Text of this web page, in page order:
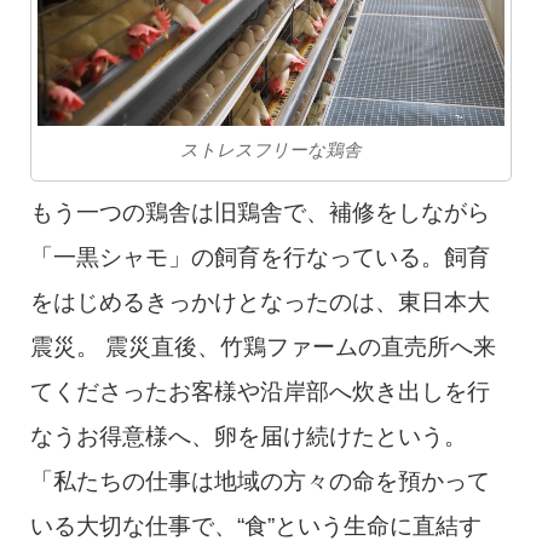
ストレスフリーな鶏舎
もう一つの鶏舎は旧鶏舎で、補修をしながら
「一黒シャモ」の飼育を行なっている。飼育
をはじめるきっかけとなったのは、東日本大
震災。 震災直後、竹鶏ファームの直売所へ来
てくださったお客様や沿岸部へ炊き出しを行
なうお得意様へ、卵を届け続けたという。
「私たちの仕事は地域の方々の命を預かって
いる大切な仕事で、“食”という生命に直結す